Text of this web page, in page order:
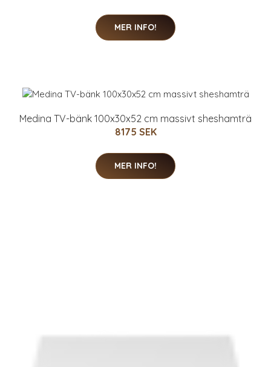
MER INFO!
Medina TV-bänk 100x30x52 cm massivt sheshamträ
8175 SEK
MER INFO!